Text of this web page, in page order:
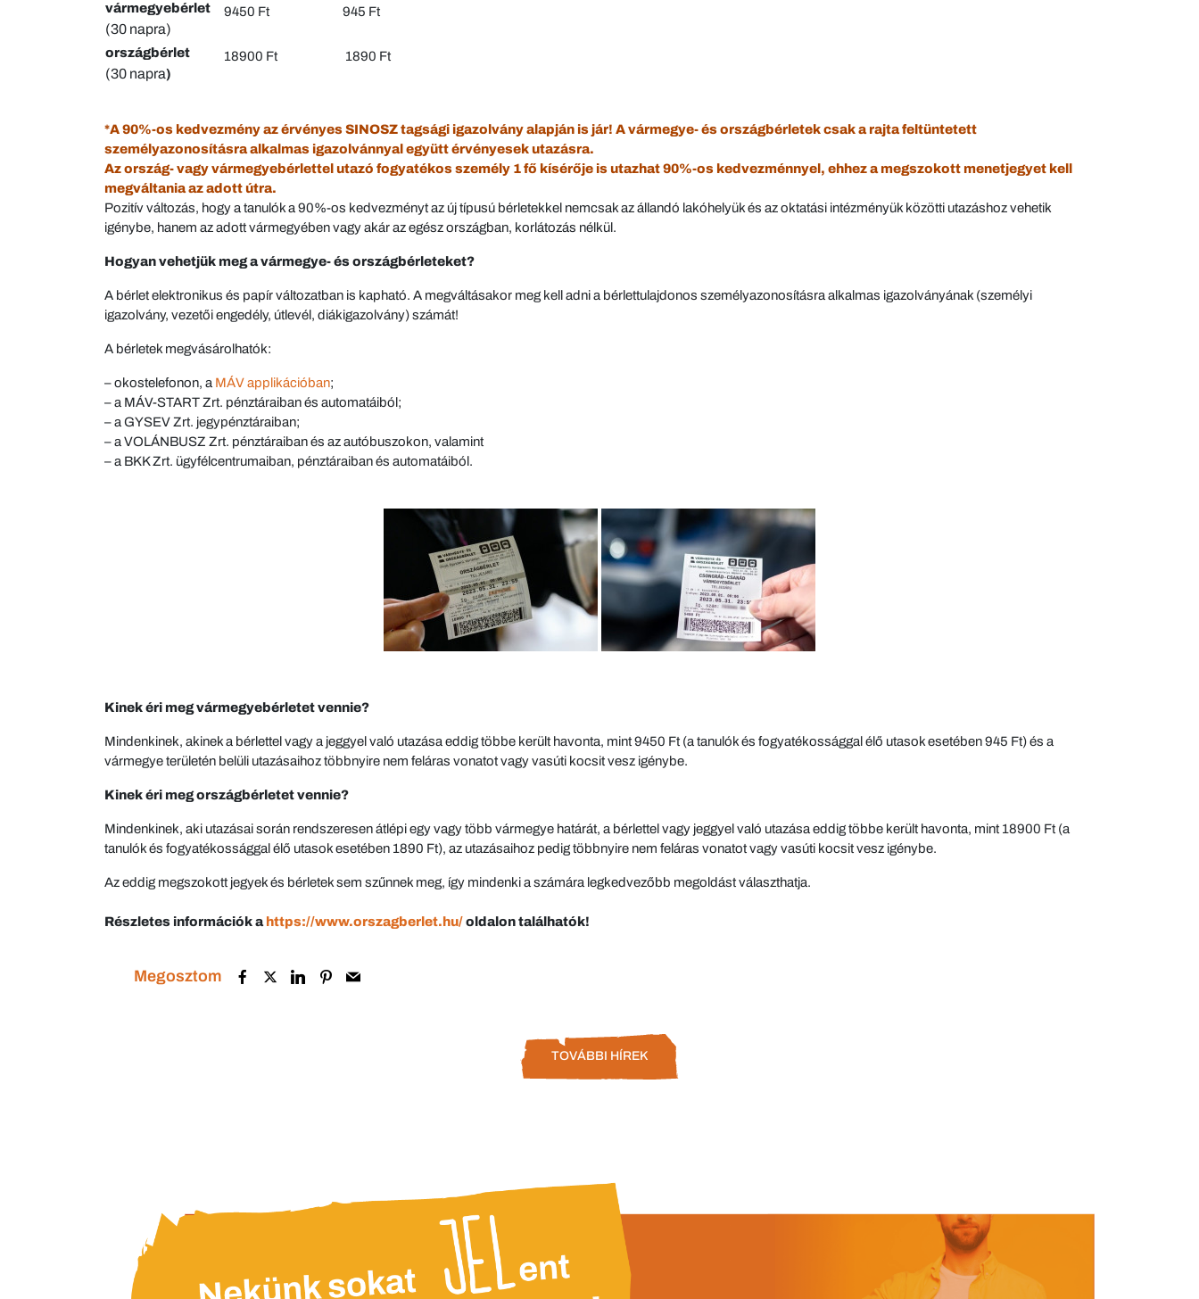
vármegyebérlet
(30 napra)
9450 Ft 945 Ft
országbérlet
(30 napra)
18900 Ft 1890 Ft
*A 90%-os kedvezmény az érvényes SINOSZ tagsági igazolvány alapján is jár! A vármegye- és országbérletek csak a rajta feltüntetett
személyazonosításra alkalmas igazolvánnyal együtt érvényesek utazásra.
Az ország- vagy vármegyebérlettel utazó fogyatékos személy 1 fő kísérője is utazhat 90%-os kedvezménnyel, ehhez a megszokott menetjegyet kell
megváltania az adott útra.
Pozitív változás, hogy a tanulók a 90%-os kedvezményt az új típusú bérletekkel nemcsak az állandó lakóhelyük és az oktatási intézményük közötti utazáshoz vehetik
igénybe, hanem az adott vármegyében vagy akár az egész országban, korlátozás nélkül.
Hogyan vehetjük meg a vármegye- és országbérleteket?
A bérlet elektronikus és papír változatban is kapható. A megváltásakor meg kell adni a bérlettulajdonos személyazonosításra alkalmas igazolványának (személyi
igazolvány, vezetői engedély, útlevél, diákigazolvány) számát!
A bérletek megvásárolhatók:
– okostelefonon, a MÁV applikációban;
– a MÁV-START Zrt. pénztáraiban és automatáiból;
– a GYSEV Zrt. jegypénztáraiban;
– a VOLÁNBUSZ Zrt. pénztáraiban és az autóbuszokon, valamint
– a BKK Zrt. ügyfélcentrumaiban, pénztáraiban és automatáiból.
Kinek éri meg vármegyebérletet vennie?
Mindenkinek, akinek a bérlettel vagy a jeggyel való utazása eddig többe került havonta, mint 9450 Ft (a tanulók és fogyatékossággal élő utasok esetében 945 Ft) és a
vármegye területén belüli utazásaihoz többnyire nem feláras vonatot vagy vasúti kocsit vesz igénybe.
Kinek éri meg országbérletet vennie?
Mindenkinek, aki utazásai során rendszeresen átlépi egy vagy több vármegye határát, a bérlettel vagy jeggyel való utazása eddig többe került havonta, mint 18900 Ft (a
tanulók és fogyatékossággal élő utasok esetében 1890 Ft), az utazásaihoz pedig többnyire nem feláras vonatot vagy vasúti kocsit vesz igénybe.
Az eddig megszokott jegyek és bérletek sem szűnnek meg, így mindenki a számára legkedvezőbb megoldást választhatja.
Részletes információk ahttps://www.orszagberlet.hu/oldalon találhatók!
Megosztom
TOVÁBBI HÍREK